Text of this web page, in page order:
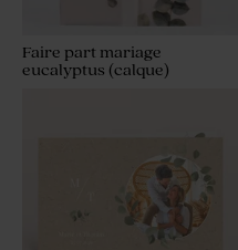
Faire part mariage
eucalyptus (calque)